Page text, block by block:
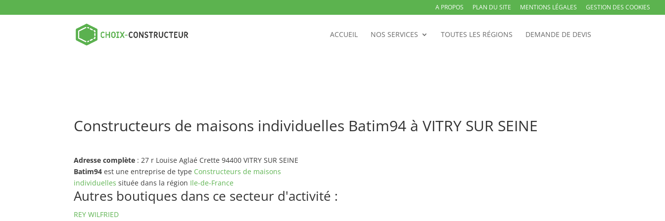
A PROPOS PLAN DU SITE MENTIONS LÉGALES GESTION DES COOKIES
ACCUEIL NOS SERVICES TOUTES LES RÉGIONS DEMANDE DE DEVIS
Constructeurs de maisons individuelles Batim94 à VITRY SUR SEINE
Adresse complète : 27 r Louise Aglaé Crette 94400 VITRY SUR SEINE
Batim94 est une entreprise de type Constructeurs de maisons
individuelles située dans la région Ile-de-France
Autres boutiques dans ce secteur d'activité :
REY WILFRIED